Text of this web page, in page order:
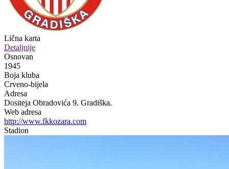
Lična karta
Detaljnije
Osnovan
1945
Boja kluba
Crveno-bijela
Adresa
Dositeja Obradovića 9. Gradiška.
Web adresa
http://www.fkkozara.com
Stadion